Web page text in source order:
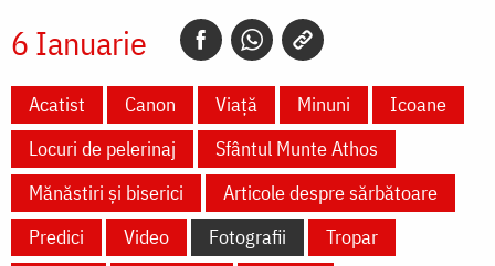
6 Ianuarie
Acatist Canon Viață Minuni
Icoane
Locuri de pelerinaj
Sfântul Munte Athos
Mănăstiri și biserici
Articole despre sărbătoare
Predici
Video Fotografii
Tropar